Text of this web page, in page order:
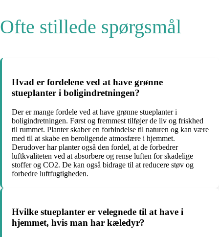
Ofte stillede spørgsmål
Hvad er fordelene ved at have grønne
stueplanter i boligindretningen?
Der er mange fordele ved at have grønne stueplanter i
boligindretningen. Først og fremmest tilføjer de liv og friskhed
til rummet. Planter skaber en forbindelse til naturen og kan være
med til at skabe en beroligende atmosfære i hjemmet.
Derudover har planter også den fordel, at de forbedrer
luftkvaliteten ved at absorbere og rense luften for skadelige
stoffer og CO2. De kan også bidrage til at reducere støv og
forbedre luftfugtigheden.
Hvilke stueplanter er velegnede til at have i
hjemmet, hvis man har kæledyr?